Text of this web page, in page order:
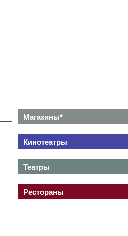
Магазины*
Кинотеатры
Театры
Рестораны